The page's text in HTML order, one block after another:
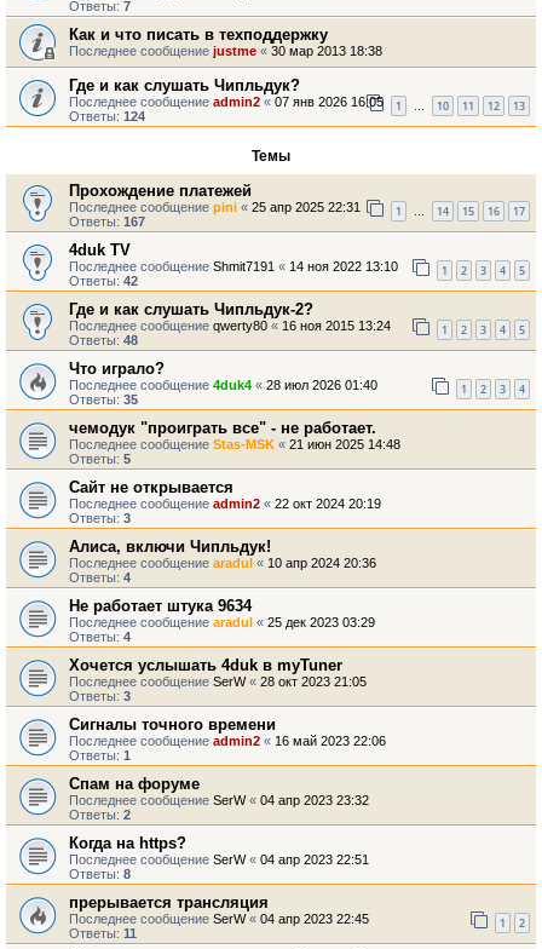
Ответы: 7
Как и что писать в техподдержку
Последнее сообщение justme « 30 мар 2013 18:38
Где и как слушать Чипльдук?
Последнее сообщение admin2 « 07 янв 2026 16:05
Ответы: 124
1 … 10 11 12 13
Темы
Прохождение платежей
Последнее сообщение pini « 25 апр 2025 22:31
Ответы: 167
1 … 14 15 16 17
4duk TV
Последнее сообщение Shmit7191 « 14 ноя 2022 13:10
Ответы: 42
1 2 3 4 5
Где и как слушать Чипльдук-2?
Последнее сообщение qwerty80 « 16 ноя 2015 13:24
Ответы: 48
1 2 3 4 5
Что играло?
Последнее сообщение 4duk4 « 28 июл 2026 01:40
Ответы: 35
1 2 3 4
чемодук "проиграть все" - не работает.
Последнее сообщение Stas-MSK « 21 июн 2025 14:48
Ответы: 5
Сайт не открывается
Последнее сообщение admin2 « 22 окт 2024 20:19
Ответы: 3
Алиса, включи Чипльдук!
Последнее сообщение aradul « 10 апр 2024 20:36
Ответы: 4
Не работает штука 9634
Последнее сообщение aradul « 25 дек 2023 03:29
Ответы: 4
Хочется услышать 4duk в myTuner
Последнее сообщение SerW« 28 окт 2023 21:05
Ответы: 3
Сигналы точного времени
Последнее сообщение admin2 « 16 май 2023 22:06
Ответы: 1
Спам на форуме
Последнее сообщение SerW« 04 апр 2023 23:32
Ответы: 2
Когда на https?
Последнее сообщение SerW« 04 апр 2023 22:51
Ответы: 8
прерывается трансляция
Последнее сообщение SerW« 04 апр 2023 22:45
Ответы: 11
1 2